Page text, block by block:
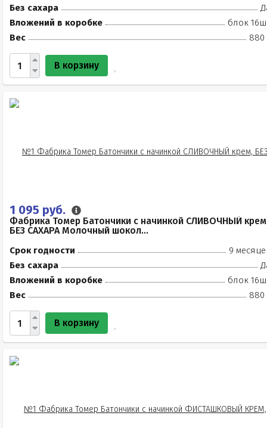
Без сахара
Вложений в коробке
блок
Вес
880
В корзину
1 095 руб.
Фабрика Томер Батончики с начинкой СЛИВОЧНЫЙ
БЕЗ САХАРА Молочный шокол...
Срок годности
9
Без сахара
Вложений в коробке
блок
Вес
880
В корзину